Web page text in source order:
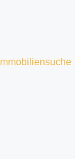
Immobiliensuche